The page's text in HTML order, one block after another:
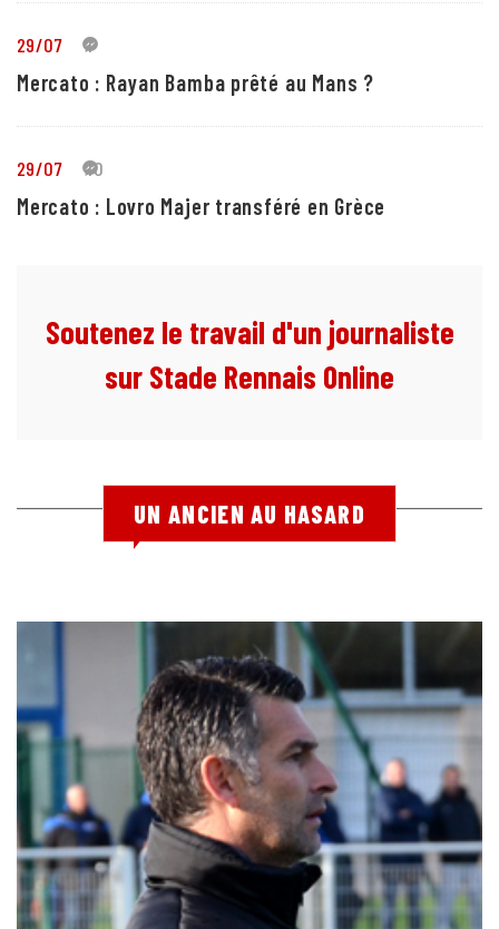
29/07 1
Mercato : Rayan Bamba prêté au Mans ?
29/07 10
Mercato : Lovro Majer transféré en Grèce
Soutenez le travail d'un journaliste
sur Stade Rennais Online
UN ANCIEN AU HASARD